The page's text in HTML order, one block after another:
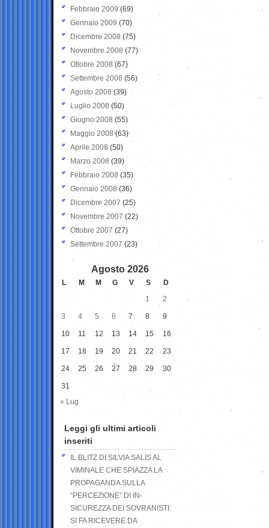
Febbraio 2009 (69)
Gennaio 2009 (70)
Dicembre 2008 (75)
Novembre 2008 (77)
Ottobre 2008 (67)
Settembre 2008 (56)
Agosto 2008 (39)
Luglio 2008 (50)
Giugno 2008 (55)
Maggio 2008(63)
Aprile 2008 (50)
Marzo 2008 (39)
Febbraio 2008 (35)
Gennaio 2008 (36)
Dicembre 2007 (25)
Novembre 2007 (22)
Ottobre 2007 (27)
Settembre 2007 (23)
Agosto 2026
L M M G V S
D
1
2
3 4 5 6 7 8 9
10 11 12 13 14 15 16
17 18 19 20 21 22 23
24 25 26 27 28 29 30
31
« Lug
Leggi gli ultimi articoli
inseriti
IL BLITZ DI SILVIA SALIS AL
VIMINALE CHE SPIAZZA LA
PROPAGANDA SULLA
“PERCEZIONE” DI IN-
SICUREZZA DEI SOVRANISTI:
SI FA RICEVERE DA